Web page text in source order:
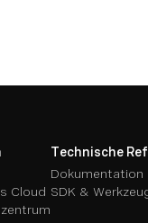
Cloud
Technische
Dokumentation
SDK &